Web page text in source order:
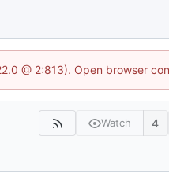
@ 2:813). Open browser
Watch 4